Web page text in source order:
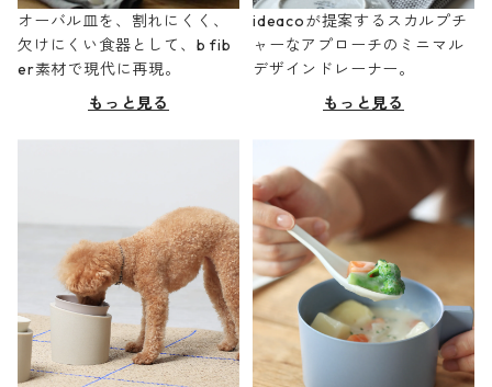
オーバル皿を、割れにくく、
欠けにくい食器として、b fib
er素材で現代に再現。
もっと見る
ideacoが提案するスカルプチ
ャーなアプローチのミニマル
デザインドレーナー。
もっと見る